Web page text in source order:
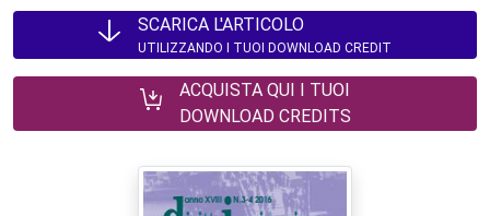
SCARICA L'ARTICOLO
UTILIZZANDO I TUOI DOWNLOAD CREDIT
ACQUISTA QUI I TUOI
DOWNLOAD CREDITS